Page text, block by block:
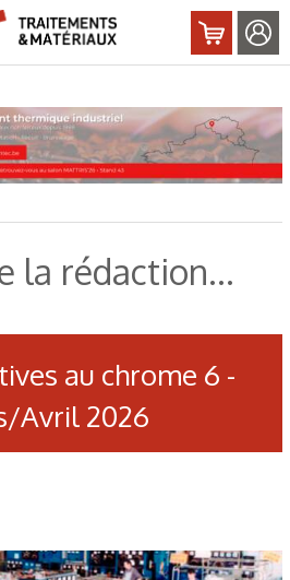
la rédaction...
au chrome 6 -
Avril 2026